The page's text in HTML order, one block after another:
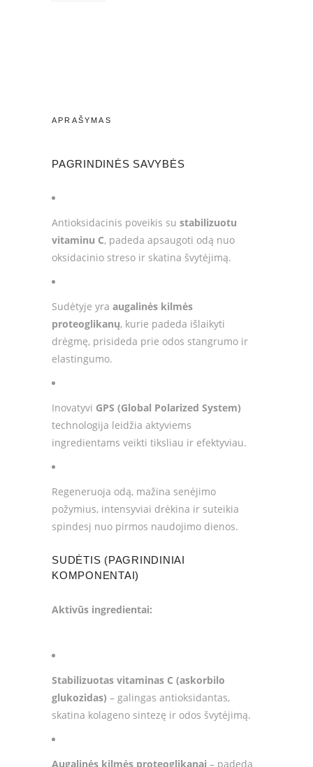
APRAŠYMAS
PAGRINDINĖS SAVYBĖS
Antioksidacinis poveikis su stabilizuotu
vitaminu C, padeda apsaugoti odą nuo
oksidacinio streso ir skatina švytėjimą.
Sudėtyje yra augalinės kilmės
proteoglikanų, kurie padeda išlaikyti
drėgmę, prisideda prie odos stangrumo ir
elastingumo.
Inovatyvi GPS (Global Polarized System)
technologija leidžia aktyviems
ingredientams veikti tiksliau ir efektyviau.
Regeneruoja odą, mažina senėjimo
požymius, intensyviai drėkina ir suteikia
spindesį nuo pirmos naudojimo dienos.
SUDĖTIS (PAGRINDINIAI
KOMPONENTAI)
Aktivūs ingredientai:
Stabilizuotas vitaminas C (askorbilo
glukozidas) – galingas antioksidantas,
skatina kolageno sintezę ir odos švytėjimą.
Augalinės kilmės proteoglikanai – padeda